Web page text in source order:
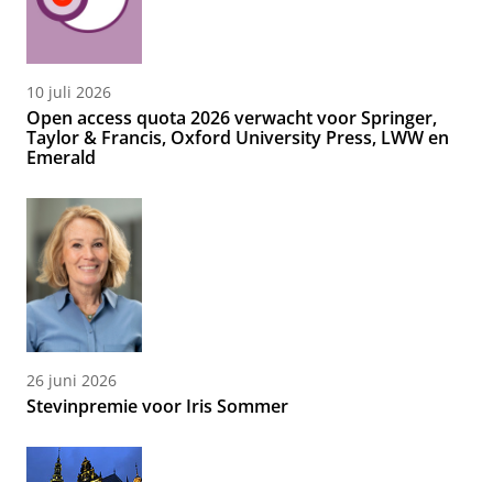
10 juli 2026
Open access quota 2026 verwacht voor Springer,
Taylor & Francis, Oxford University Press, LWW en
Emerald
26 juni 2026
Stevinpremie voor Iris Sommer